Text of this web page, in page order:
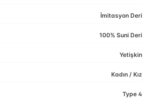
İmitasyon Deri
100% Suni Deri
Yetişkin
Kadın / Kız
Type 4